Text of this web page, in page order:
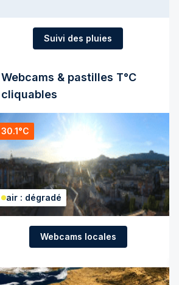
Suivi des pluies
Webcams & pastilles T°C
cliquables
30.1°C
air : dégradé
Webcams locales